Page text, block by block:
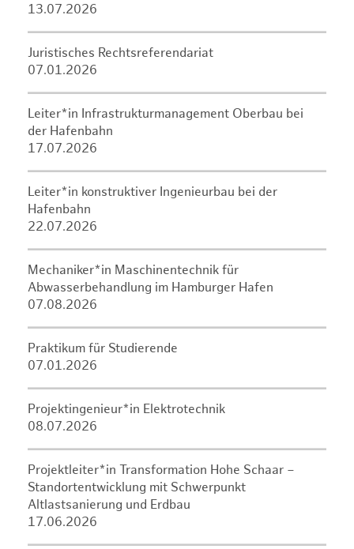
13.07.2026
Juristisches Rechtsreferendariat
07.01.2026
Leiter*in Infrastrukturmanagement Oberbau bei
der Hafenbahn
17.07.2026
Leiter*in konstruktiver Ingenieurbau bei der
Hafenbahn
22.07.2026
Mechaniker*in Maschinentechnik für
Abwasserbehandlung im Hamburger Hafen
07.08.2026
Praktikum für Studierende
07.01.2026
Projektingenieur*in Elektrotechnik
08.07.2026
Projektleiter*in Transformation Hohe Schaar –
Standortentwicklung mit Schwerpunkt
Altlastsanierung und Erdbau
17.06.2026